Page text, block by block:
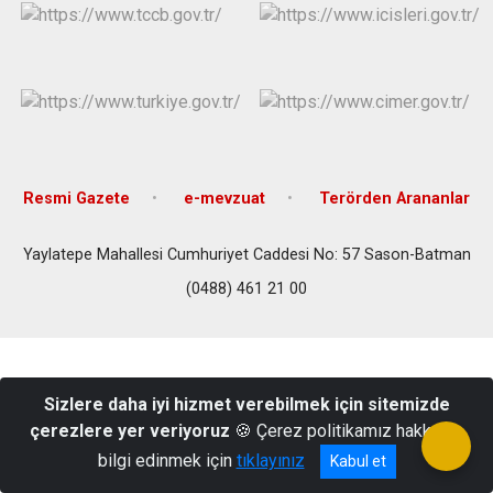
Resmi Gazete e-mevzuat Terörden Arananlar
Yaylatepe Mahallesi Cumhuriyet Caddesi No: 57 Sason-Batman
(0488) 461 21 00
Sizlere daha iyi hizmet verebilmek için sitemizde
çerezlere yer veriyoruz 🍪 Çerez politikamız hakkında
bilgi edinmek için tıklayınız Kabul et